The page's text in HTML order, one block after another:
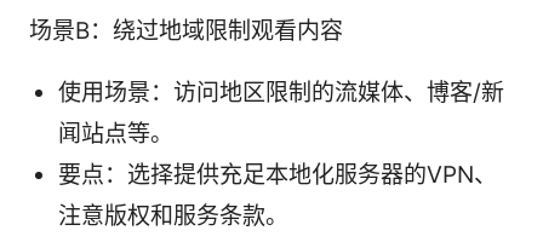
场景B：绕过地域限制观看内容
使用场景：访问地区限制的流媒体、博客/新
闻站点等。
要点：选择提供充足本地化服务器的VPN、
注意版权和服务条款。